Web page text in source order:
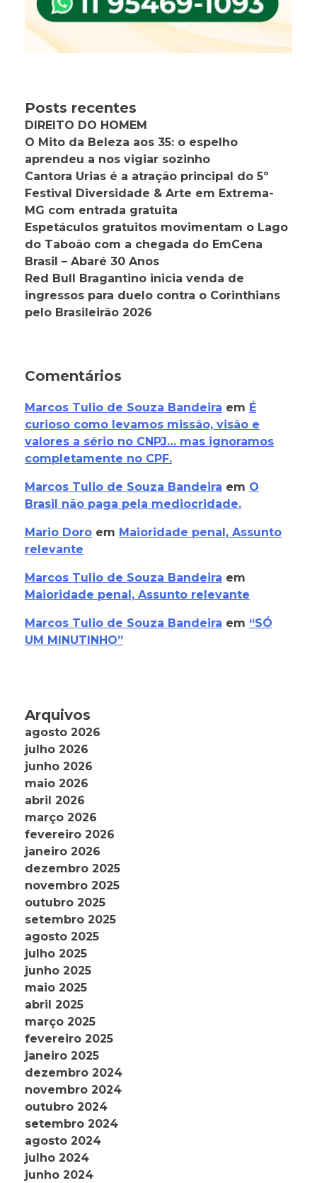
Posts recentes
DIREITO DO HOMEM
O Mito da Beleza aos 35: o espelho
aprendeu a nos vigiar sozinho
Cantora Urias é a atração principal do 5º
Festival Diversidade & Arte em Extrema-
MG com entrada gratuita
Espetáculos gratuitos movimentam o Lago
do Taboão com a chegada do EmCena
Brasil – Abaré 30 Anos
Red Bull Bragantino inicia venda de
ingressos para duelo contra o Corinthians
pelo Brasileirão 2026
Comentários
Marcos Tulio de Souza Bandeira em É
curioso como levamos missão, visão e
valores a sério no CNPJ… mas ignoramos
completamente no CPF.
Marcos Tulio de Souza Bandeira em O
Brasil não paga pela mediocridade.
Mario Doro em Maioridade penal, Assunto
relevante
Marcos Tulio de Souza Bandeira em
Maioridade penal, Assunto relevante
Marcos Tulio de Souza Bandeira em “SÓ
UM MINUTINHO”
Arquivos
agosto 2026
julho 2026
junho 2026
maio 2026
abril 2026
março 2026
fevereiro 2026
janeiro 2026
dezembro 2025
novembro 2025
outubro 2025
setembro 2025
agosto 2025
julho 2025
junho 2025
maio 2025
abril 2025
março 2025
fevereiro 2025
janeiro 2025
dezembro 2024
novembro 2024
outubro 2024
setembro 2024
agosto 2024
julho 2024
junho 2024